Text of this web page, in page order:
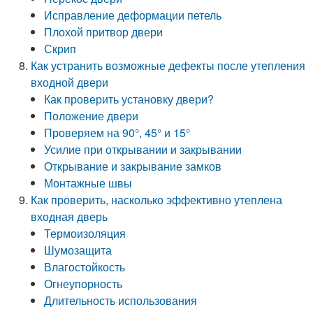
Исправление деформации петель
Плохой притвор двери
Скрип
Как устранить возможные дефекты после утепления
входной двери
Как проверить установку двери?
Положение двери
Проверяем на 90°, 45° и 15°
Усилие при открывании и закрывании
Открывание и закрывание замков
Монтажные швы
Как проверить, насколько эффективно утеплена
входная дверь
Термоизоляция
Шумозащита
Влагостойкость
Огнеупорность
Длительность использования